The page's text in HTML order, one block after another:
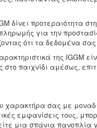
δίνει προτεραιότητα
για την
ότι τα δεδομένα
της IGGM
παιχνίδι αμέσως,
χαρακτήρα σας με
εμφανίσεις τους,
μια σπάνια